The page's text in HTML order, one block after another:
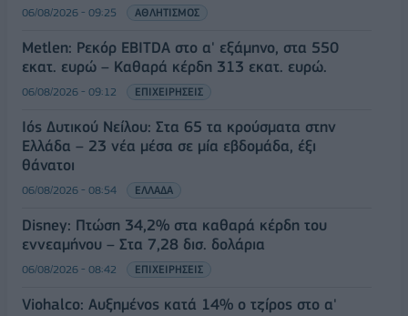
06/08/2026 - 09:25 ΑΘΛΗΤΙΣΜΟΣ
Metlen: Ρεκόρ EBITDA στο α' εξάμηνο, στα 550
εκατ. ευρώ – Καθαρά κέρδη 313 εκατ. ευρώ.
06/08/2026 - 09:12 ΕΠΙΧΕΙΡΗΣΕΙΣ
Ιός Δυτικού Νείλου: Στα 65 τα κρούσματα στην
Ελλάδα – 23 νέα μέσα σε μία εβδομάδα, έξι
θάνατοι
06/08/2026 - 08:54 ΕΛΛΑΔΑ
Disney: Πτώση 34,2% στα καθαρά κέρδη του
εννεαμήνου – Στα 7,28 δισ. δολάρια
06/08/2026 - 08:42 ΕΠΙΧΕΙΡΗΣΕΙΣ
Viohalco: Αυξημένος κατά 14% ο τζίρος στο α'